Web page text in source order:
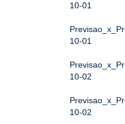
10-01
10-01
10-02
10-02